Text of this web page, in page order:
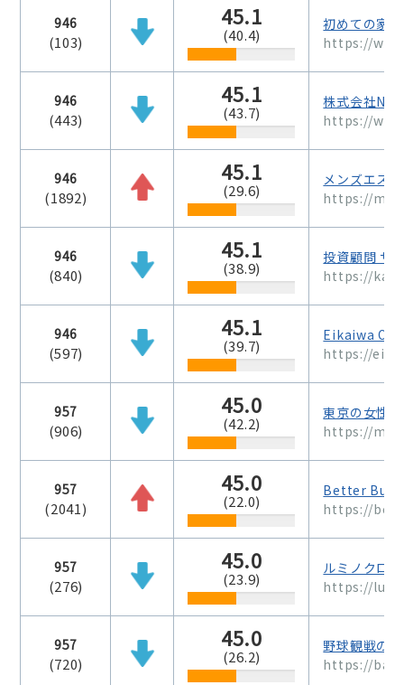
946
(103)
45.1
(40.4)
初めての家
https://
946
(443)
45.1
(43.7)
株式会社
https://
946
(1892)
45.1
(29.6)
メンズエス
https://
946
(840)
45.1
(38.9)
投資顧問 サ
https://
946
(597)
45.1
(39.7)
Eikaiwa
https://
957
(906)
45.0
(42.2)
東京の女性
https://
957
(2041)
45.0
(22.0)
Better Buy |
https://
957
(276)
45.0
(23.9)
ルミノクロム
https://
957
(720)
45.0
(26.2)
野球観戦の
https://